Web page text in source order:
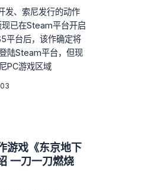
发、索尼发行的动作
已在Steam平台开启
平台后，该作确定将
陆Steam平台，但现
PC游戏区域
游戏《东京地下
一刀一刀燃烧